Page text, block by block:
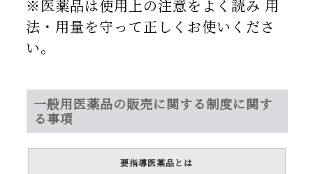
※医薬品は使用上の注意をよく読み 用
法・用量を守って正しくお使いくださ
い。
一般用医薬品の販売に関する制度に関す
る事項
要指導医薬品とは